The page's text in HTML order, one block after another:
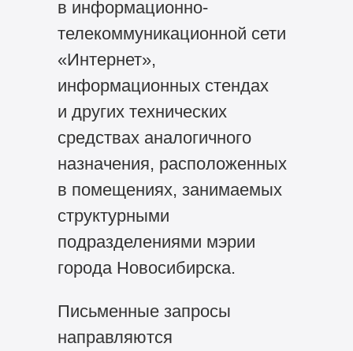
в информационно-
телекоммуникационной сети
«Интернет»,
информационных стендах
и других технических
средствах аналогичного
назначения, расположенных
в помещениях, занимаемых
структурными
подразделениями мэрии
города Новосибирска.
Письменные запросы
направляются